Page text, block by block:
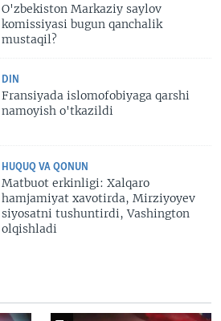
O'zbekiston Markaziy saylov
komissiyasi bugun qanchalik
mustaqil?
DIN
Fransiyada islomofobiyaga qarshi
namoyish o'tkazildi
HUQUQ VA QONUN
Matbuot erkinligi: Xalqaro
hamjamiyat xavotirda, Mirziyoyev
siyosatni tushuntirdi, Vashington
olqishladi